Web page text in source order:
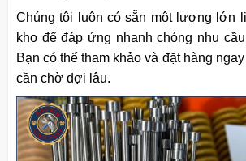
Chúng tôi luôn có sẵn một lượng lớn
kho để đáp ứng nhanh chóng nhu
Bạn có thể tham khảo và đặt hàng
cần chờ đợi lâu.